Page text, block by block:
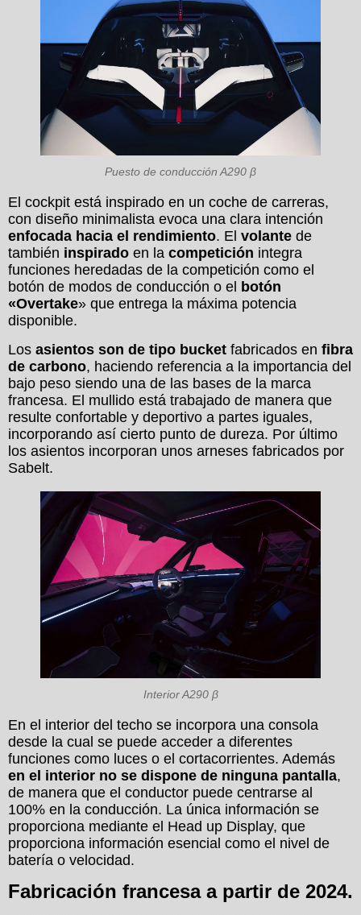
Puesto de conducción A290 β
El cockpit está inspirado en un coche de carreras,
con diseño minimalista evoca una clara intención
enfocada hacia el rendimiento. El volante de
también inspirado en la competición integra
funciones heredadas de la competición como el
botón de modos de conducción o el botón
«Overtake» que entrega la máxima potencia
disponible.
Los asientos son de tipo bucket fabricados en fibra
de carbono, haciendo referencia a la importancia del
bajo peso siendo una de las bases de la marca
francesa. El mullido está trabajado de manera que
resulte confortable y deportivo a partes iguales,
incorporando así cierto punto de dureza. Por último
los asientos incorporan unos arneses fabricados por
Sabelt.
Interior A290 β
En el interior del techo se incorpora una consola
desde la cual se puede acceder a diferentes
funciones como luces o el cortacorrientes. Además
en el interior no se dispone de ninguna pantalla,
de manera que el conductor puede centrarse al
100% en la conducción. La única información se
proporciona mediante el Head up Display, que
proporciona información esencial como el nivel de
batería o velocidad.
Fabricación francesa a partir de 2024.